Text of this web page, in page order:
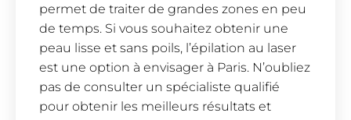
permet de traiter de grandes zones en peu
de temps. Si vous souhaitez obtenir une
peau lisse et sans poils, l’épilation au laser
est une option à envisager à Paris. N’oubliez
pas de consulter un spécialiste qualifié
pour obtenir les meilleurs résultats et